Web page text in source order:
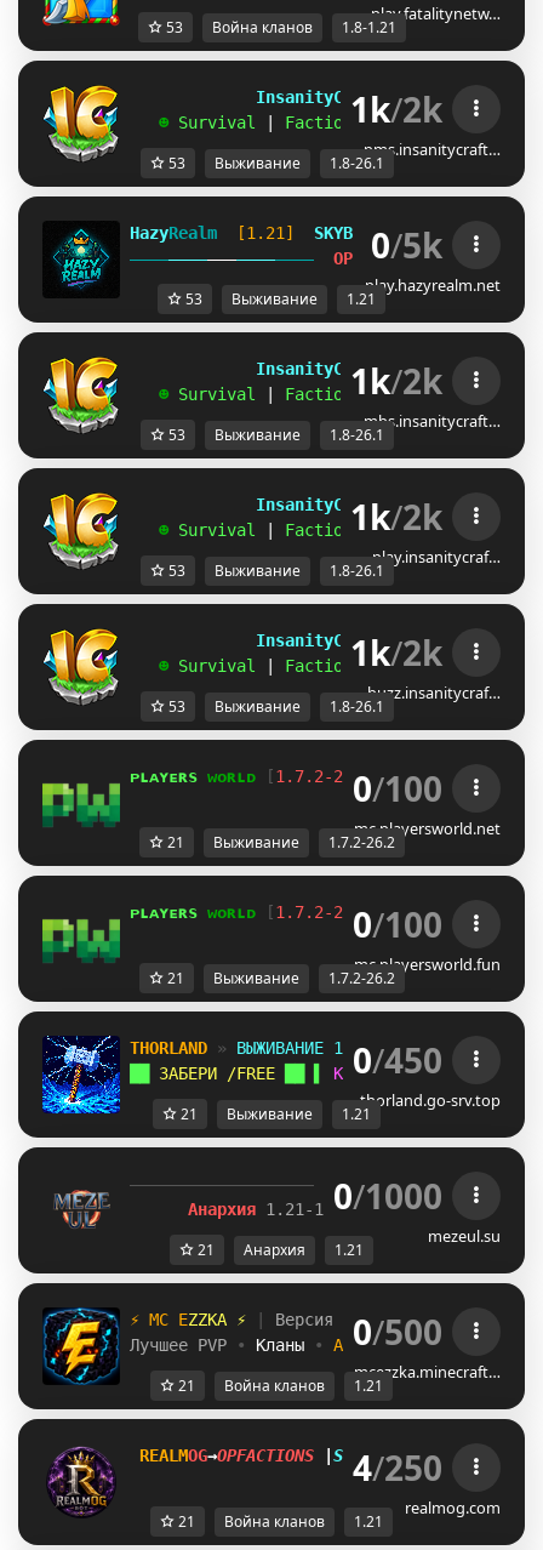
play.fatalitynetw…
53 Война кланов 1.8-1.21
InsanityCraft || 1.8 - 26.1
☻ Survival Factions | Skyblock
1k/2k
pms.insanitycraft…
53 Выживание 1.8-26.1
HazyRealm [1.21] SKYBLOCK MINIGAMES
------------------- OP-FACTIONS SURVIVAL
0/5k
play.hazyrealm.net
53 Выживание 1.21
InsanityCraft || 1.8 - 26.1
☻ Survival Factions | Skyblock
1k/2k
mbs.insanitycraft…
53 Выживание 1.8-26.1
InsanityCraft || 1.8 - 26.1
☻ Survival Factions | Skyblock
1k/2k
play.insanitycraf…
53 Выживание 1.8-26.1
InsanityCraft || 1.8 - 26.1
☻ Survival Factions | Skyblock
1k/2k
buzz.insanitycraf…
53 Выживание 1.8-26.1
ᴘʟᴀʏᴇʀs ᴡᴏʀʟᴅ [1.7.2-26.2 ] В ыж ив е
0/100
mc.playersworld.net
21 Выживание 1.7.2-26.2
ᴘʟᴀʏᴇʀs ᴡᴏʀʟᴅ [1.7.2-26.2 ] В ыж ив е
0/100
mc.playersworld.fun
21 Выживание 1.7.2-26.2
THORLAND » ВЫЖИВАНИЕ 1.21+ ⚡
ЗАБЕРИ /FREE КЕЙСЫ ▌ КЛАНЫ ▌
0/450
thorland.go-srv.top
21 Выживание 1.21
M EZE UL .S U
Анархия 1.21-1.26.1+ ┃ Кланы •
0/1000
mezeul.su
21 Анархия 1.21
⚡ MC EZZKA ⚡ Версия
1.21+
Лучшее PVP
• Кланы • Арены
0/500
mcezzka.minecraft…
21 Война кланов 1.21
REAL MOG→OPFACTIONS SEASON 0 |1.21+
4/250
realmog.com
21 Война кланов 1.21